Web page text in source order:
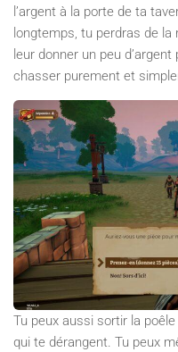
l’argent à la porte de ta
longtemps, tu perdras de
leur donner un peu
chasser purement et
Tu peux aussi sortir la
qui te dérangent. Tu peux